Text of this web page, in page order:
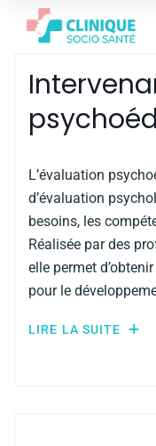
L’évaluation
d’évaluation
besoins, les
Réalisée par des
elle permet
pour le
LIRE LA SUITE